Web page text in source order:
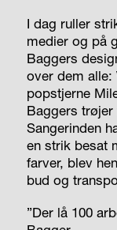
I dag ruller
medier og på
Baggers
over dem alle:
popstjerne
Baggers trøjer
Sangerinden
en strik besat
farver, blev
bud og
”Der lå 100